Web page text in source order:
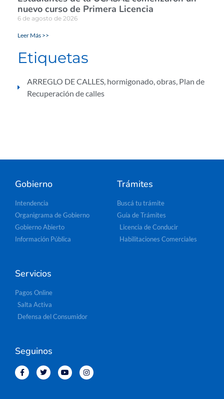
nuevo curso de Primera Licencia
6 de agosto de 2026
Leer Más >>
Etiquetas
ARREGLO DE CALLES, hormigonado,obras, Plan de
Recuperación de calles
Gobierno
Intendencia
Organigrama de Gobierno
Gobierno Abierto
Información Pública
Trámites
Buscá tu trámite
Guía de Trámites
Licencia de Conducir
Habilitaciones Comerciales
Servicios
Pagos Online
Salta Activa
Defensa del Consumidor
Seguinos